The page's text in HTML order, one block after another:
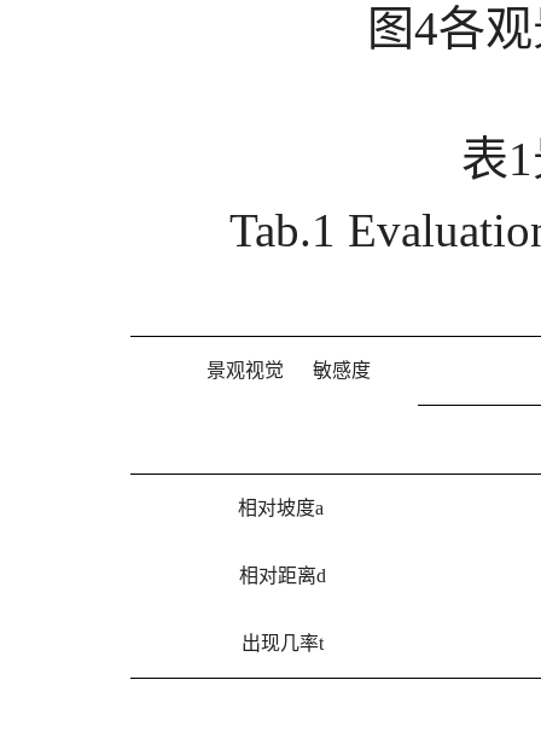
图4各
表
Tab.1
景观视觉 敏感度
相对坡度a
相对距离d
出现几率t